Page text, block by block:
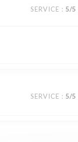
SERVICE : 5/5
SERVICE : 5/5